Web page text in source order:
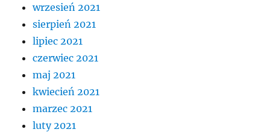
wrzesień 2021
sierpień 2021
lipiec 2021
czerwiec 2021
maj 2021
kwiecień 2021
marzec 2021
luty 2021